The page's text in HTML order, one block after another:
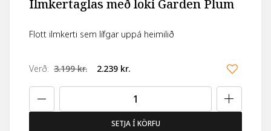
Ilmkertaglas með loki Garden Plum
Flott ilmkerti sem lífgar uppá heimilið
Verð: 3.199 kr. 2.239 kr.
SETJA Í KÖRFU